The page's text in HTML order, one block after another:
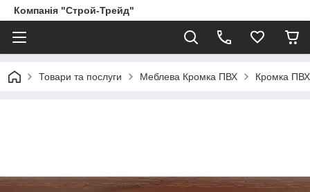
Компанія "Строй-Трейд"
Товари та послуги Меблева Кромка ПВХ Кромка